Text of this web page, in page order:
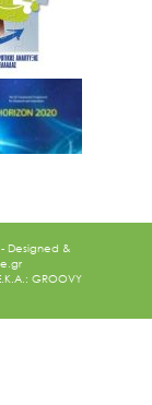
Designed &
GROOVY